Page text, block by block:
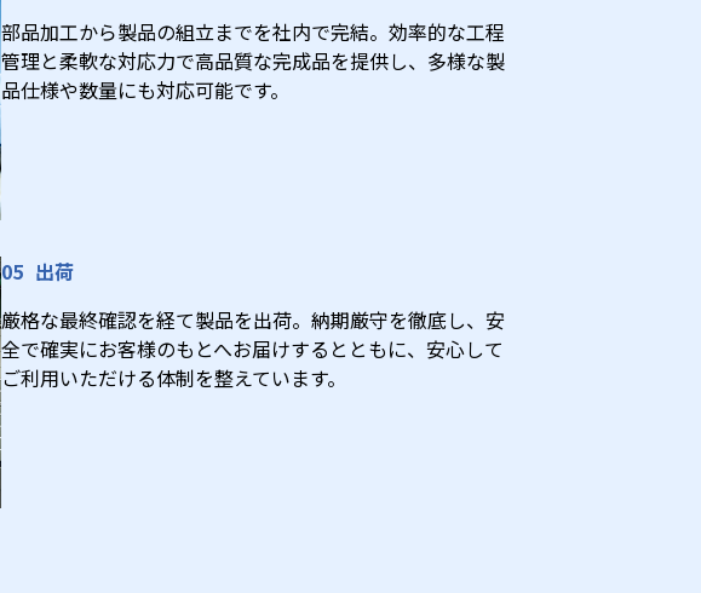
部品加工から製品の組立までを社内で完結。効率的な工程
管理と柔軟な対応力で高品質な完成品を提供し、多様な製
品仕様や数量にも対応可能です。
出荷
厳格な最終確認を経て製品を出荷。納期厳守を徹底し、安
全で確実にお客様のもとへお届けするとともに、安心して
ご利用いただける体制を整えています。